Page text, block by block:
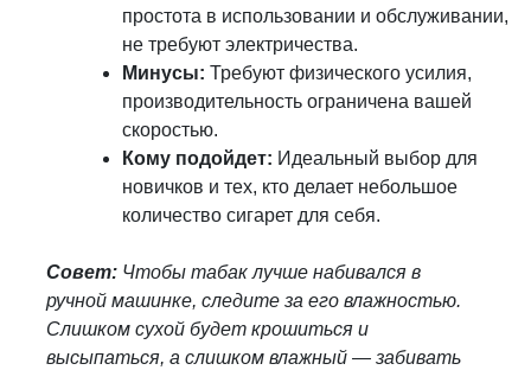
простота в использовании и обслуживании,
не требуют электричества.
Минусы: Требуют физического усилия,
производительность ограничена вашей
скоростью.
Кому подойдет: Идеальный выбор для
новичков и тех, кто делает небольшое
количество сигарет для себя.
Совет: Чтобы табак лучше набивался в
ручной машинке, следите за его влажностью.
Слишком сухой будет крошиться и
высыпаться, а слишком влажный — забивать